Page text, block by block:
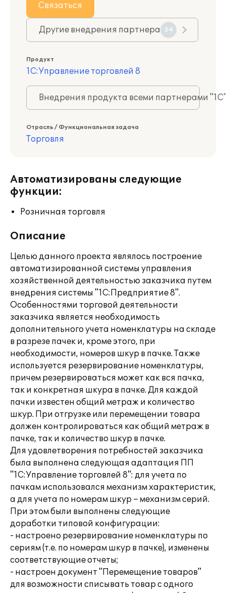
Связаться
Другие внедрения партнера 24
Продукт
1С:Управление торговлей 8
Внедрения продукта всеми партнерами
Отрасль / Функциональная задача
Торговля
Автоматизированы следующие
функции:
Розничная торговля
Описание
Целью данного проекта являлось построение
автоматизированной системы управления
хозяйственной деятельностью заказчика путем
внедрения системы "1С:Предприятие 8".
Особенностями торговой деятельности
заказчика является необходимость
дополнительного учета номенклатуры на складе
в разрезе пачек и, кроме этого, при
необходимости, номеров шкур в пачке. Также
используется резервирование номенклатуры,
причем резервироваться может как вся пачка,
так и конкретная шкура в пачке. Для каждой
пачки известен общий метраж и количество
шкур. При отгрузке или перемещении товара
должен контролироваться как общий метраж в
пачке, так и количество шкур в пачке.
Для удовлетворения потребностей заказчика
была выполнена следующая адаптация ПП
"1C:Управление торговлей 8": для учета по
пачкам использовался механизм характеристик,
а для учета по номерам шкур – механизм серий.
При этом были выполнены следующие
доработки типовой конфигурации:
- настроено резервирование номенклатуры по
сериям (т.е. по номерам шкур в пачке), изменены
соответствующие отчеты;
- настроен документ "Перемещение товаров"
для возможности списывать товар с одного